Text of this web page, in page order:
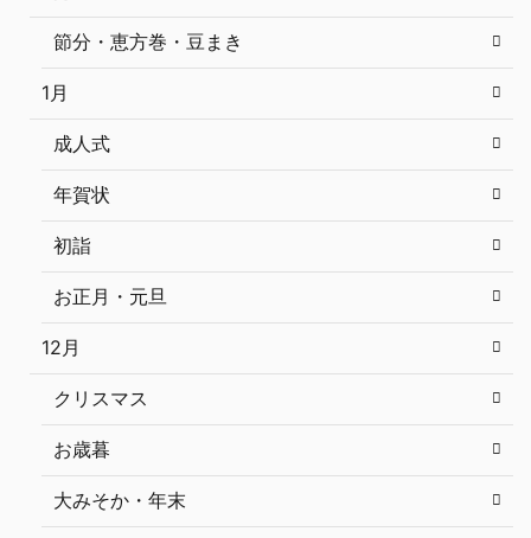
節分・恵方巻・豆まき
1月
成人式
年賀状
初詣
お正月・元旦
12月
クリスマス
お歳暮
大みそか・年末